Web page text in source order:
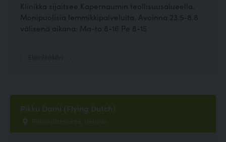
Klinikka sijaitsee Kapernaumin teollisuusalueella.
Monipuolisia lemmikkipalveluita. Avoinna 23.5-8.8
välisenä aikana: Ma-to 8-16 Pe 8-15
Pikku Dami (Flying Dutch)
Pitkänsillanranta, Helsinki